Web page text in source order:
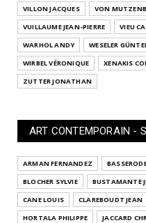
VILLON JACQUES
VON
VUILLAUME JEAN-PIERRE
VIEU
WARHOL ANDY
WESELER
WIRBEL VÉRONIQUE
XENAKIS
ZUTTER JONATHAN
ART CONTEMPORAIN -
ARMAN FERNANDEZ
BLOCHER SYLVIE
BUSTAMANTE
CANE LOUIS
CLAREBOUDT JEAN
HORTALA PHILIPPE
JACCARD